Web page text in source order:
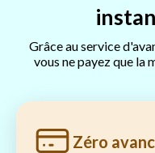
Grâce au service
vous ne payez que la
Zéro